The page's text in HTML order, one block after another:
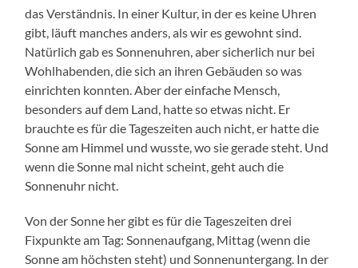
das Verständnis. In einer Kultur, in der es keine Uhren
gibt, läuft manches anders, als wir es gewohnt sind.
Natürlich gab es Sonnenuhren, aber sicherlich nur bei
Wohlhabenden, die sich an ihren Gebäuden so was
einrichten konnten. Aber der einfache Mensch,
besonders auf dem Land, hatte so etwas nicht. Er
brauchte es für die Tageszeiten auch nicht, er hatte die
Sonne am Himmel und wusste, wo sie gerade steht. Und
wenn die Sonne mal nicht scheint, geht auch die
Sonnenuhr nicht.
Von der Sonne her gibt es für die Tageszeiten drei
Fixpunkte am Tag: Sonnenaufgang, Mittag (wenn die
Sonne am höchsten steht) und Sonnenuntergang. In der